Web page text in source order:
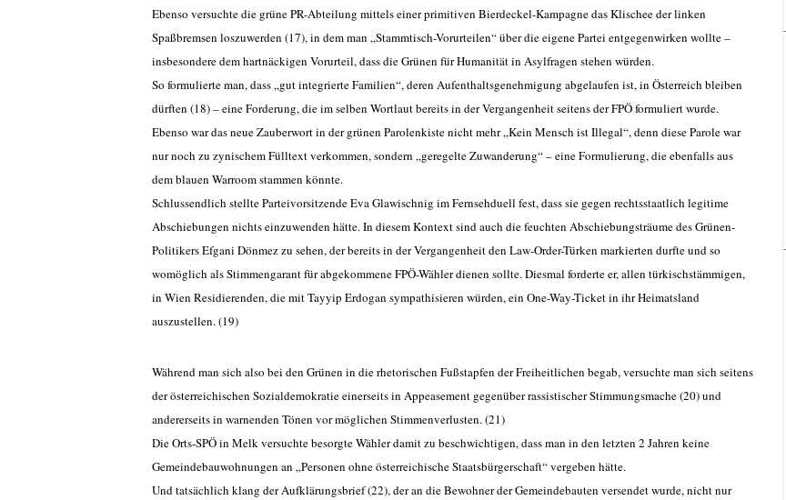
Ebenso versuchte die grüne PR-Abteilung mittels einer primitiven Bierdeckel-Kampagne das Klischee der linken
Spaßbremsen loszuwerden (17), in dem man „Stammtisch-Vorurteilen“ über die eigene Partei entgegenwirken wollte –
insbesondere dem hartnäckigen Vorurteil, dass die Grünen für Humanität in Asylfragen stehen würden.
So formulierte man, dass „gut integrierte Familien“, deren Aufenthaltsgenehmigung abgelaufen ist, in Österreich bleiben
dürften (18) – eine Forderung, die im selben Wortlaut bereits in der Vergangenheit seitens der FPÖ formuliert wurde.
Ebenso war das neue Zauberwort in der grünen Parolenkiste nicht mehr „Kein Mensch ist Illegal“, denn diese Parole war
nur noch zu zynischem Fülltext verkommen, sondern „geregelte Zuwanderung“ – eine Formulierung, die ebenfalls aus
dem blauen Warroom stammen könnte.
Schlussendlich stellte Parteivorsitzende Eva Glawischnig im Fernsehduell fest, dass sie gegen rechtsstaatlich legitime
Abschiebungen nichts einzuwenden hätte. In diesem Kontext sind auch die feuchten Abschiebungsträume des Grünen-
Politikers Efgani Dönmez zu sehen, der bereits in der Vergangenheit den Law-Order-Türken markierten durfte und so
womöglich als Stimmengarant für abgekommene FPÖ-Wähler dienen sollte. Diesmal forderte er, allen türkischstämmigen,
in Wien Residierenden, die mit Tayyip Erdogan sympathisieren würden, ein One-Way-Ticket in ihr Heimatsland
auszustellen. (19)
Während man sich also bei den Grünen in die rhetorischen Fußstapfen der Freiheitlichen begab, versuchte man sich seitens
der österreichischen Sozialdemokratie einerseits in Appeasement gegenüber rassistischer Stimmungsmache (20) und
andererseits in warnenden Tönen vor möglichen Stimmenverlusten. (21)
Die Orts-SPÖ in Melk versuchte besorgte Wähler damit zu beschwichtigen, dass man in den letzten 2 Jahren keine
Gemeindebauwohnungen an „Personen ohne österreichische Staatsbürgerschaft“ vergeben hätte.
Und tatsächlich klang der Aufklärungsbrief (22), der an die Bewohner der Gemeindebauten versendet wurde, nicht nur